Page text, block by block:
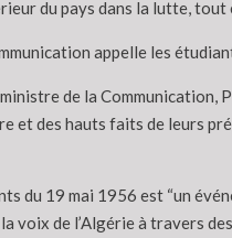
du pays dans la lutte,
appelle les
de la Communication,
et des hauts faits de leurs
du 19 mai 1956 est “un
voix de l’Algérie à travers